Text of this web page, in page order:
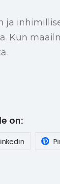
ja
Kun
on: